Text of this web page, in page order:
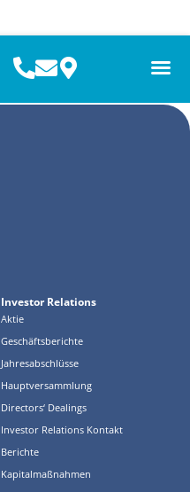
Investor Relations
Aktie
Geschäftsberichte
Jahresabschlüsse
Hauptversammlung
Directors‘ Dealings
Investor Relations Kontakt
Berichte
Kapitalmaßnahmen